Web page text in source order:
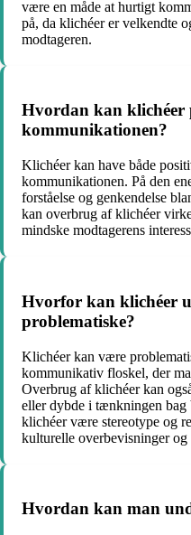
være en måde at hurtigt
på, da klichéer er velkendte
modtageren.
Hvordan kan klichéer
kommunikationen?
Klichéer kan have både
kommunikationen. På den
forståelse og genkendelse
kan overbrug af klichéer
mindske modtagerens
Hvorfor kan klichéer
problematiske?
Klichéer kan være
kommunikativ floskel, der
Overbrug af klichéer kan
eller dybde i tænkningen bag
klichéer være stereotype og
kulturelle overbevisninger og
Hvordan kan man